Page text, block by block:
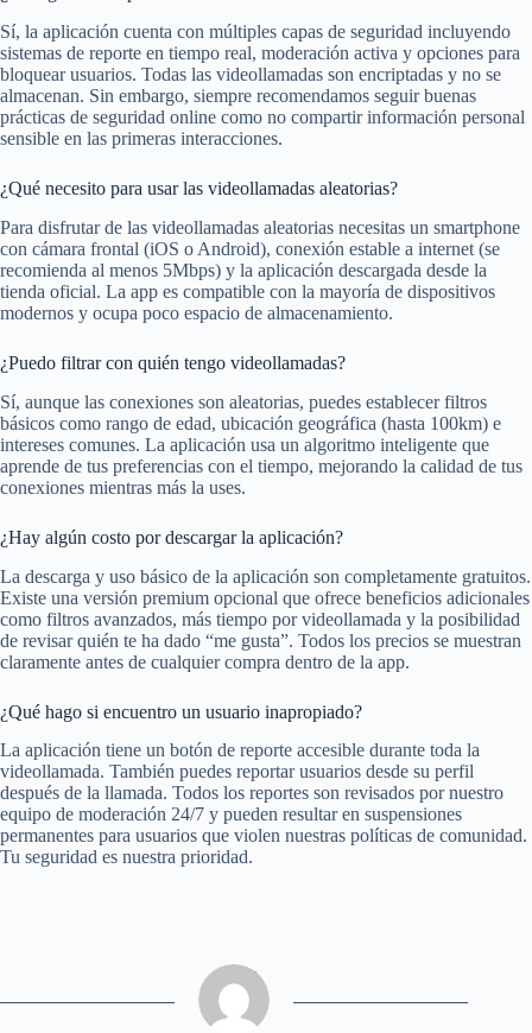
Sí, la aplicación cuenta con múltiples capas de seguridad incluyendo
sistemas de reporte en tiempo real, moderación activa y opciones para
bloquear usuarios. Todas las videollamadas son encriptadas y no se
almacenan. Sin embargo, siempre recomendamos seguir buenas
prácticas de seguridad online como no compartir información personal
sensible en las primeras interacciones.
¿Qué necesito para usar las videollamadas aleatorias?
Para disfrutar de las videollamadas aleatorias necesitas un smartphone
con cámara frontal (iOS o Android), conexión estable a internet (se
recomienda al menos 5Mbps) y la aplicación descargada desde la
tienda oficial. La app es compatible con la mayoría de dispositivos
modernos y ocupa poco espacio de almacenamiento.
¿Puedo filtrar con quién tengo videollamadas?
Sí, aunque las conexiones son aleatorias, puedes establecer filtros
básicos como rango de edad, ubicación geográfica (hasta 100km) e
intereses comunes. La aplicación usa un algoritmo inteligente que
aprende de tus preferencias con el tiempo, mejorando la calidad de tus
conexiones mientras más la uses.
¿Hay algún costo por descargar la aplicación?
La descarga y uso básico de la aplicación son completamente gratuitos.
Existe una versión premium opcional que ofrece beneficios adicionales
como filtros avanzados, más tiempo por videollamada y la posibilidad
de revisar quién te ha dado “me gusta”. Todos los precios se muestran
claramente antes de cualquier compra dentro de la app.
¿Qué hago si encuentro un usuario inapropiado?
La aplicación tiene un botón de reporte accesible durante toda la
videollamada. También puedes reportar usuarios desde su perfil
después de la llamada. Todos los reportes son revisados por nuestro
equipo de moderación 24/7 y pueden resultar en suspensiones
permanentes para usuarios que violen nuestras políticas de comunidad.
Tu seguridad es nuestra prioridad.